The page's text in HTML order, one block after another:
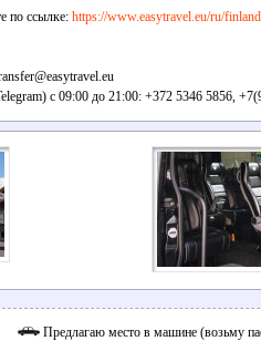
по ссылке: https://www.easytravel.eu/ru/
с 09:00 до 21:00: +372 5346 5856,
Предлагаю место в машине (возьму